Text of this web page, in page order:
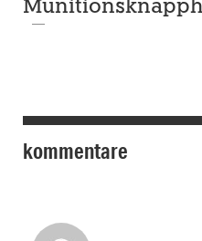
kommentare